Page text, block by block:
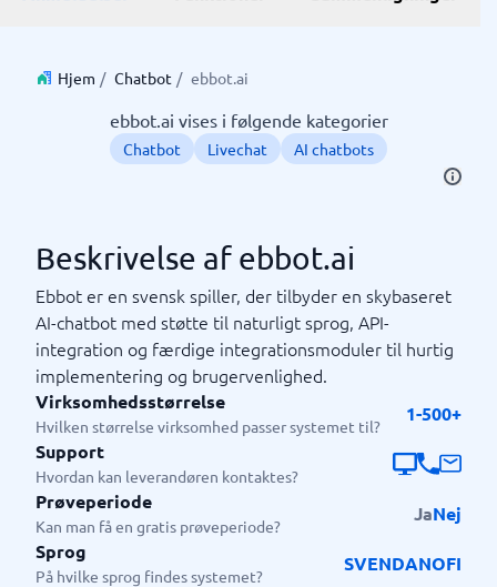
Hjem / Chatbot / ebbot.ai
ebbot.ai vises i følgende kategorier
Chatbot Livechat AI chatbots
Beskrivelse af ebbot.ai
Ebbot er en svensk spiller, der tilbyder en skybaseret
AI-chatbot med støtte til naturligt sprog, API-
integration og færdige integrationsmoduler til hurtig
implementering og brugervenlighed.
Virksomhedsstørrelse
Hvilken størrelse virksomhed passer systemet til?
1-500+
Support
Hvordan kan leverandøren kontaktes?
Prøveperiode
Kan man få en gratis prøveperiode?
JaNej
Sprog
På hvilke sprog findes systemet?
SVENDANOFI